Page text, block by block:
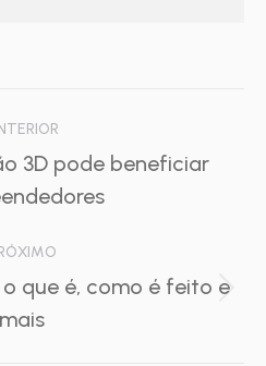
Post
anterior:
3D pode beneficiar
Próximo
post:
que é, como é feito e
mais